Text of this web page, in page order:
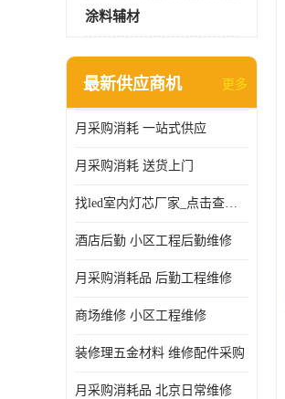
涂料辅材
最新供应商机 更多
月采购消耗 一站式供应
月采购消耗 送货上门
找led室内灯芯厂家_点击查看更多
酒店后勤 小区工程后勤维修
月采购消耗品 后勤工程维修
商场维修 小区工程维修
装修理五金材料 维修配件采购
月采购消耗品 北京日常维修